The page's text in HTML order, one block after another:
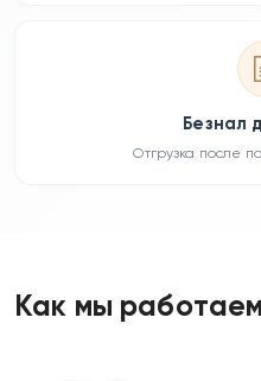
Безнал
Отгрузка после
Как мы работаем